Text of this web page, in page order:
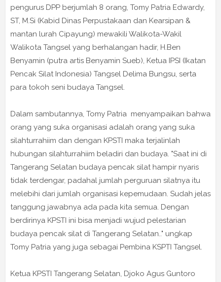
pengurus DPP berjumlah 8 orang, Tomy Patria Edwardy,
ST, M.Si (Kabid Dinas Perpustakaan dan Kearsipan &
mantan lurah Cipayung) mewakili Walikota-Wakil
Walikota Tangsel yang berhalangan hadir, H.Ben
Benyamin (putra artis Benyamin Sueb), Ketua IPSI (Ikatan
Pencak Silat Indonesia) Tangsel Delima Bungsu, serta
para tokoh seni budaya Tangsel.
Dalam sambutannya, Tomy Patria menyampaikan bahwa
orang yang suka organisasi adalah orang yang suka
silahturrahiim dan dengan KPSTI maka terjalinlah
hubungan silahturrahiim beladiri dan budaya. "Saat ini di
Tangerang Selatan budaya pencak silat hampir nyaris
tidak terdengar, padahal jumlah perguruan silatnya itu
melebihi dari jumlah organisasi kepemudaan. Sudah jelas
tanggung jawabnya ada pada kita semua. Dengan
berdirinya KPSTI ini bisa menjadi wujud pelestarian
budaya pencak silat di Tangerang Selatan.." ungkap
Tomy Patria yang juga sebagai Pembina KSPTI Tangsel.
Ketua KPSTI Tangerang Selatan, Djoko Agus Guntoro